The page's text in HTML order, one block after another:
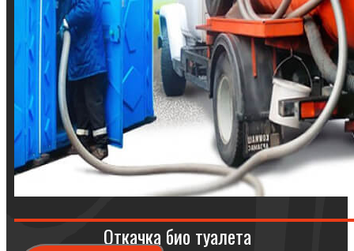
Откачка био туалета